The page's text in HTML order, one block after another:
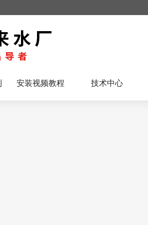
安装视频教程 技术中心